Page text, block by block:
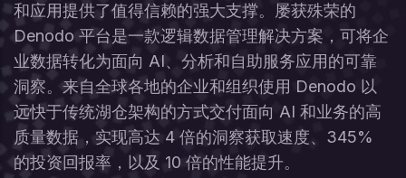
和应用提供了值得信赖的强大支撑。屡获殊荣的
Denodo 平台是一款逻辑数据管理解决方案，可将企
业数据转化为面向 AI、分析和自助服务应用的可靠
洞察。来自全球各地的企业和组织使用 Denodo 以
远快于传统湖仓架构的方式交付面向 AI 和业务的高
质量数据，实现高达 4 倍的洞察获取速度、345%
的投资回报率，以及 10 倍的性能提升。